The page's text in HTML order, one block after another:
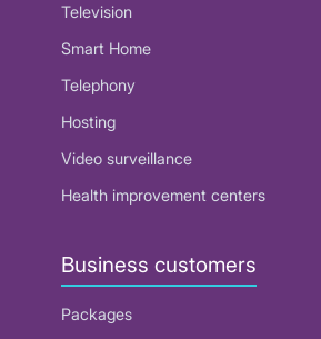
Television
Smart Home
Telephony
Hosting
Video surveillance
Health improvement centers
Business customers
Packages